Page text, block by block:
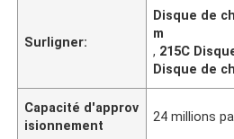
Surligner:
Disque de
m
, 215C
Disque de
Capacité d'approv
isionnement
24 millions